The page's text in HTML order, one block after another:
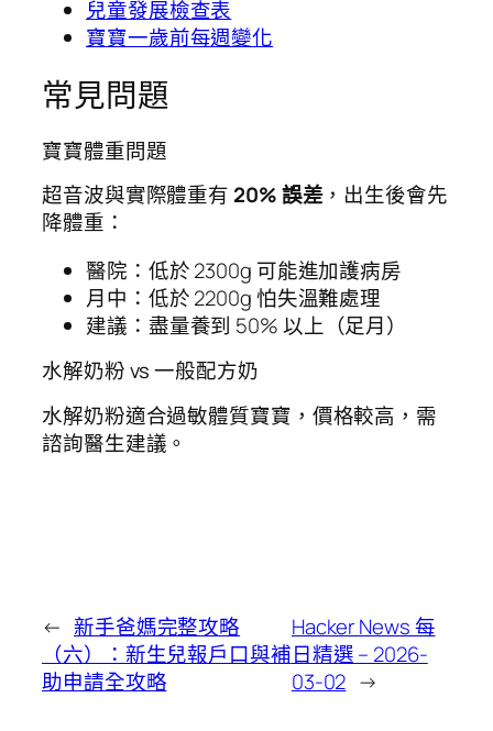
兒童發展檢查表
寶寶一歲前每週變化
常見問題
寶寶體重問題
超音波與實際體重有 20% 誤差，出生後會先
降體重：
醫院：低於 2300g 可能進加護病房
月中：低於 2200g 怕失溫難處理
建議：盡量養到 50% 以上（足月）
水解奶粉 vs 一般配方奶
水解奶粉適合過敏體質寶寶，價格較高，需
諮詢醫生建議。
← 新手爸媽完整攻略
（六）：新生兒報戶口與補
助申請全攻略
Hacker News 每
日精選 – 2026-
03-02 →